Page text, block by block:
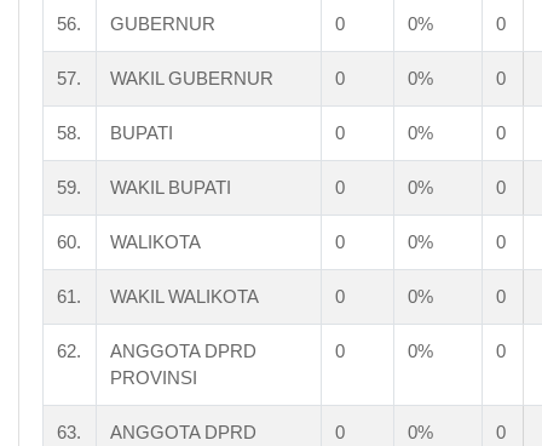
56. GUBERNUR 0 0% 0
57. WAKIL GUBERNUR 0 0% 0
58. BUPATI 0 0% 0
59. WAKIL BUPATI 0 0% 0
60. WALIKOTA 0 0% 0
61. WAKIL WALIKOTA 0 0% 0
62.
ANGGOTA DPRD
PROVINSI
0 0% 0
63.
ANGGOTA DPRD
0 0% 0